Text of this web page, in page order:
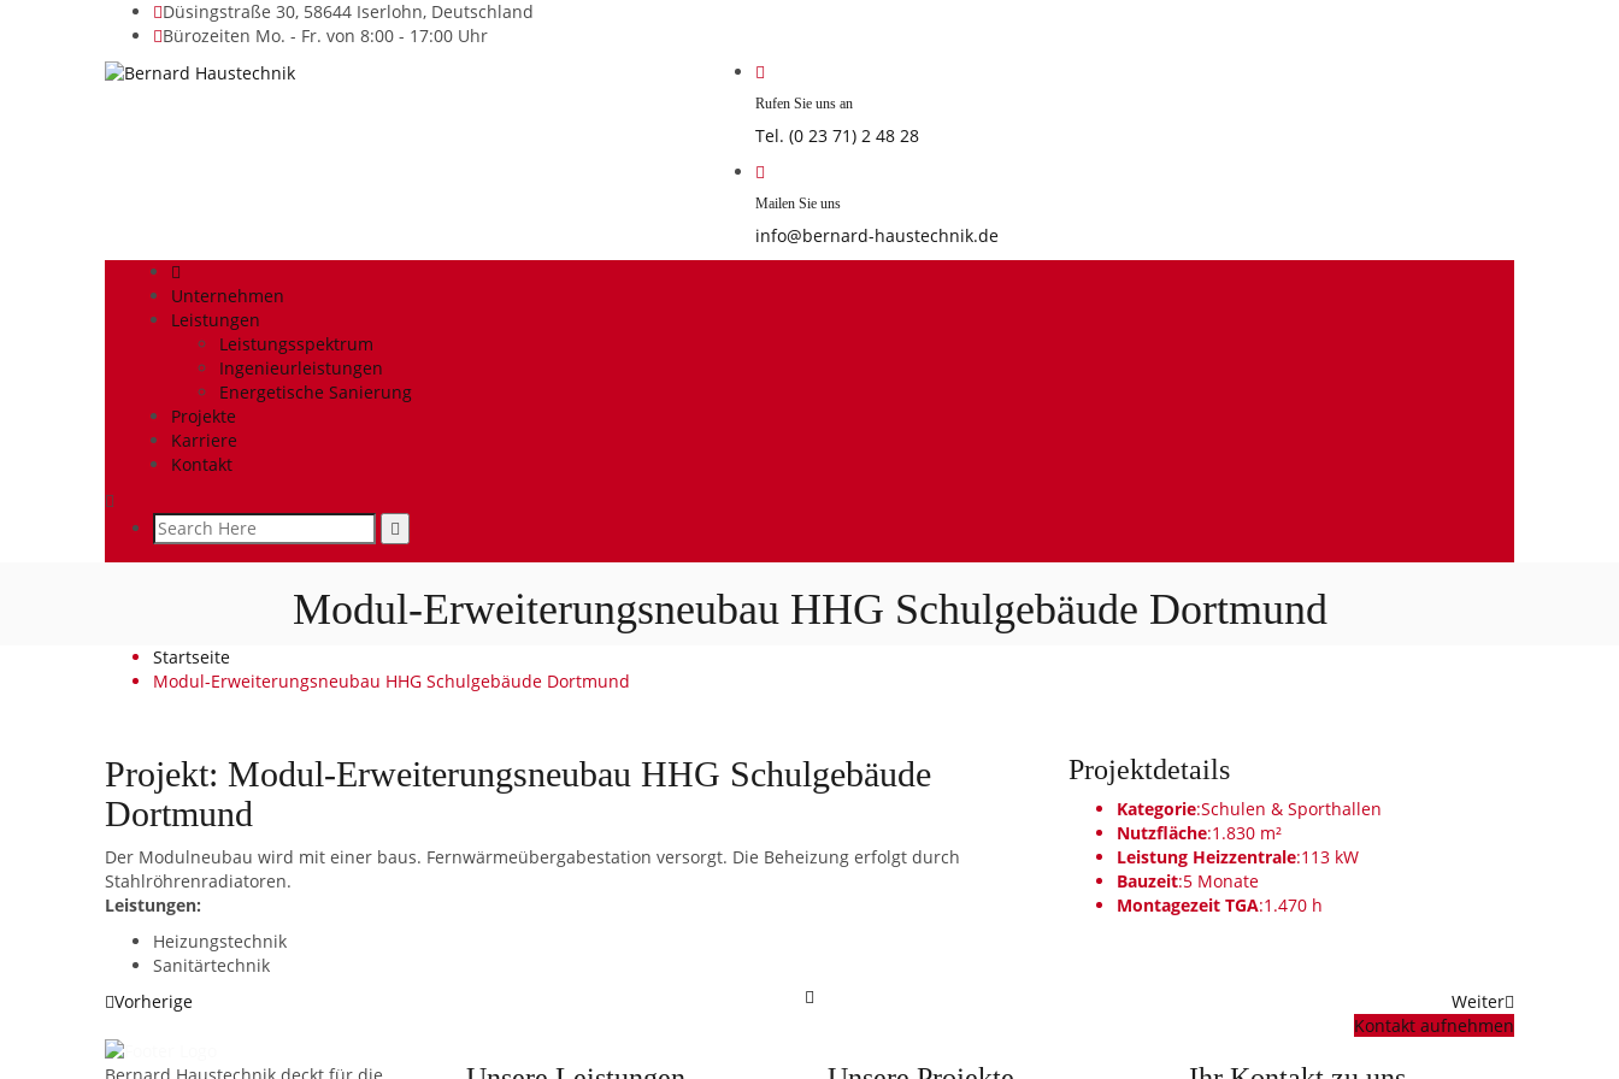
Düsingstraße 30, 58644 Iserlohn, Deutschland
Bürozeiten Mo. - Fr. von 8:00 - 17:00 Uhr
Rufen Sie uns an
Tel. (0 23 71) 2 48 28
Mailen Sie uns
info@bernard-haustechnik.de
Unternehmen
Leistungen
Leistungsspektrum
Ingenieurleistungen
Energetische Sanierung
Projekte
Karriere
Kontakt
Modul-Erweiterungsneubau HHG Schulgebäude Dortmund
Startseite
Modul-Erweiterungsneubau HHG Schulgebäude Dortmund
Projekt: Modul-Erweiterungsneubau HHG Schulgebäude
Dortmund
Der Modulneubau wird mit einer baus. Fernwärmeübergabestation versorgt. Die Beheizung erfolgt durch
Stahlröhrenradiatoren.
Leistungen:
Heizungstechnik
Sanitärtechnik
Projektdetails
Kategorie:Schulen & Sporthallen
Nutzfläche:1.830 m²
Leistung Heizzentrale:113 kW
Bauzeit:5 Monate
Montagezeit TGA:1.470 h
Vorherige
Weiter
Kontakt aufnehmen